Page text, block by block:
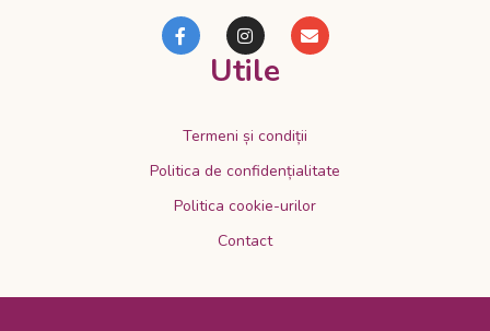
Utile
Termeni și condiții
Politica de confidențialitate
Politica cookie-urilor
Contact